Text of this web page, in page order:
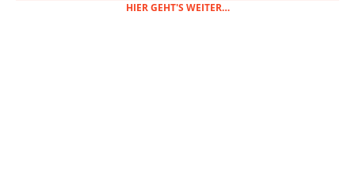
HIER GEHT'S WEITER…